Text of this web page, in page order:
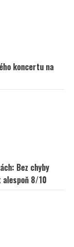
koncertu na
Bez chyby
8/10